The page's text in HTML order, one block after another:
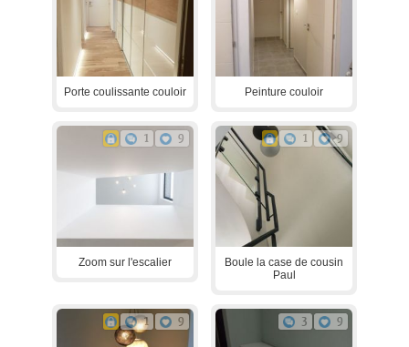
Porte coulissante couloir Peinture couloir
1 9
Zoom sur l'escalier
1 9
Boule la case de cousin
Paul
1 9 3 9